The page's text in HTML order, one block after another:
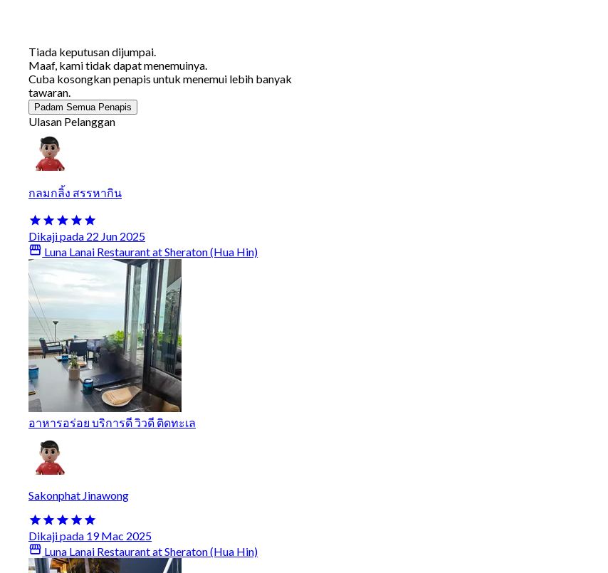
Tiada keputusan dijumpai.
Maaf, kami tidak dapat menemuinya.
Cuba kosongkan penapis untuk menemui lebih banyak
tawaran.
Padam Semua Penapis
Ulasan Pelanggan
กลมกลิ้ง สรรหากิน
Dikaji pada 22 Jun 2025
Luna Lanai Restaurant at Sheraton (Hua Hin)
อาหารอร่อย บริการดี วิวดี ติดทะเล
Sakonphat Jinawong
Dikaji pada 19 Mac 2025
Luna Lanai Restaurant at Sheraton (Hua Hin)